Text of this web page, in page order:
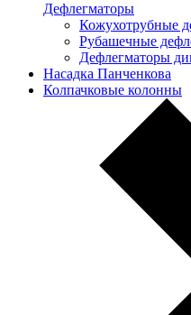
Дефлегматоры
Кожухотрубные
Рубашечные
Дефлегматоры
Насадка Панченкова
Колпачковые колонны